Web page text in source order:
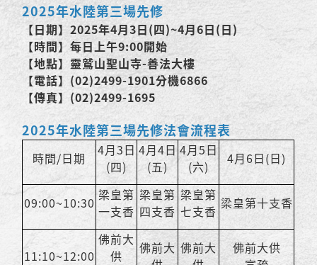
2025年水陸第三場先修
【日期】2025年4月3日(四)~4月6日(日)
【時間】每日上午9:00開始
【地點】靈鷲山聖山寺-善法大樓
【電話】(02)2499-1901分機6866
【傳真】(02)2499-1695
2025年水陸第三場先修法會流程表
時間/日期
4月3日
(四)
4月4日
(五)
4月5日
(六)
4月6日(日)
09:00~10:30 梁皇第
一支香
梁皇第
四支香
梁皇第
七支香 梁皇第十支香
11:10~12:00
佛前大
供
佛前大 佛前大
佛前大供